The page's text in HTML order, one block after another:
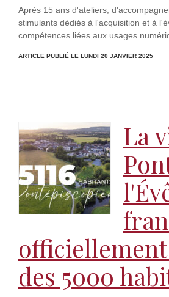
Après 15 ans d'ateliers,
stimulants dédiés à l'acquisition et à
compétences liées aux usages
ARTICLE PUBLIÉ LE LUNDI 20 JANVIER 2025
La
des 5000